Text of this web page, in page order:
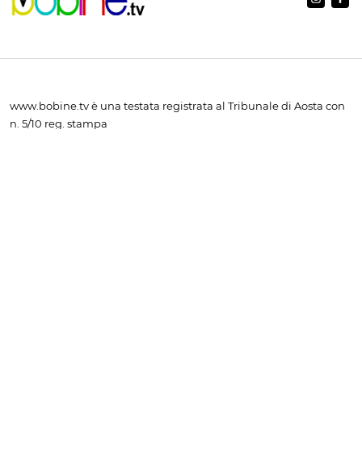
www.bobine.tv è una testata registrata al Tribunale di Aosta con
n. 5/10 reg. stampa